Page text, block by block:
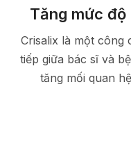
Tăng mức độ
Crisalix là một công
tiếp giữa bác sĩ và
tăng mối quan